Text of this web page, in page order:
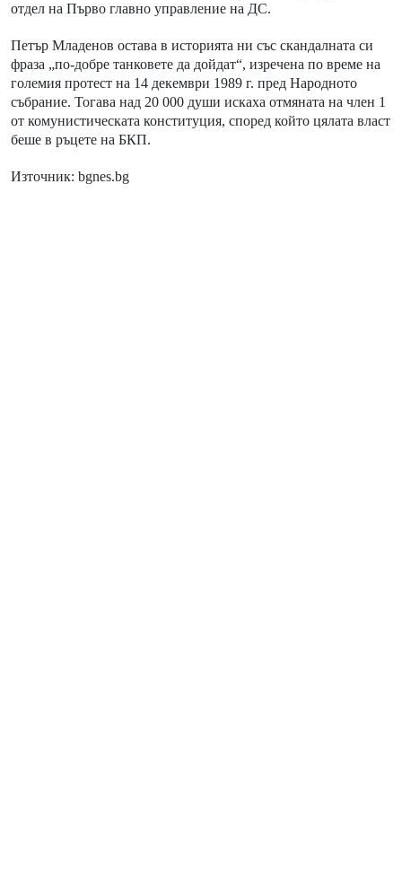
отдел на Първо главно управление на ДС.
Петър Младенов остава в историята ни със скандалната си
фраза „по-добре танковете да дойдат“, изречена по време на
големия протест на 14 декември 1989 г. пред Народното
събрание. Тогава над 20 000 души искаха отмяната на член 1
от комунистическата конституция, според който цялата власт
беше в ръцете на БКП.
Източник: bgnes.bg